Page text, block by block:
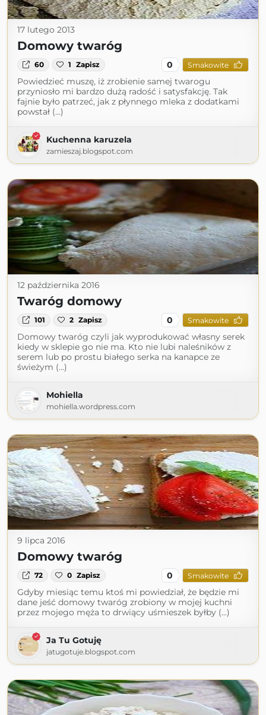
17 lutego 2013
Domowy twaróg
60 1 Zapisz 0 Smakowite
Powiedzieć muszę, iż zrobienie samej twarogu
przyniosło mi bardzo dużą radość i satysfakcję. Tak
fajnie było patrzeć, jak z płynnego mleka z dodatkami
powstał (...)
Kuchenna karuzela
zamieszaj.blogspot.com
12 października 2016
Twaróg domowy
101 2 Zapisz 0 Smakowite
Domowy twaróg czyli jak wyprodukować własny serek
kiedy w sklepie go nie ma. Kto nie lubi naleśników z
serem lub po prostu białego serka na kanapce ze
świeżym (...)
Mohiella
mohiella.wordpress.com
9 lipca 2016
Domowy twaróg
72 0 Zapisz 0 Smakowite
Gdyby miesiąc temu ktoś mi powiedział, że będzie mi
dane jeść domowy twaróg zrobiony w mojej kuchni
przez mojego męża to drwiący uśmieszek byłby (...)
Ja Tu Gotuję
jatugotuje.blogspot.com